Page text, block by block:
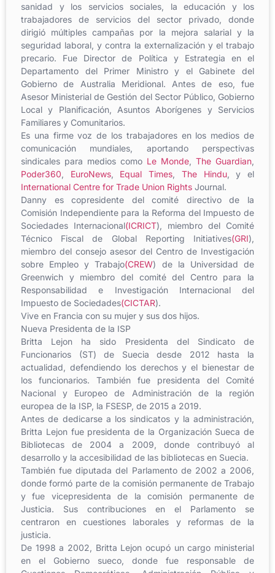
sanidad y los servicios sociales, la educación y los
trabajadores de servicios del sector privado, donde
dirigió múltiples campañas por la mejora salarial y la
seguridad laboral, y contra la externalización y el trabajo
precario. Fue Director de Política y Estrategia en el
Departamento del Primer Ministro y el Gabinete del
Gobierno de Australia Meridional. Antes de eso, fue
Asesor Ministerial de Gestión del Sector Público, Gobierno
Local y Planificación, Asuntos Aborígenes y Servicios
Familiares y Comunitarios.
Es una firme voz de los trabajadores en los medios de
comunicación mundiales, aportando perspectivas
sindicales para medios como Le Monde, The Guardian,
Poder360, EuroNews, Equal Times, The Hindu, y el
International Centre for Trade Union Rights Journal.
Danny es copresidente del comité directivo de la
Comisión Independiente para la Reforma del Impuesto de
Sociedades Internacional(ICRICT), miembro del Comité
Técnico Fiscal de Global Reporting Initiatives(GRI),
miembro del consejo asesor del Centro de Investigación
sobre Empleo y Trabajo(CREW) de la Universidad de
Greenwich y miembro del comité del Centro para la
Responsabilidad e Investigación Internacional del
Impuesto de Sociedades(CICTAR).
Vive en Francia con su mujer y sus dos hijos.
Nueva Presidenta de la ISP
Britta Lejon ha sido Presidenta del Sindicato de
Funcionarios (ST) de Suecia desde 2012 hasta la
actualidad, defendiendo los derechos y el bienestar de
los funcionarios. También fue presidenta del Comité
Nacional y Europeo de Administración de la región
europea de la ISP, la FSESP, de 2015 a 2019.
Antes de dedicarse a los sindicatos y la administración,
Britta Lejon fue presidenta de la Organización Sueca de
Bibliotecas de 2004 a 2009, donde contribuyó al
desarrollo y la accesibilidad de las bibliotecas en Suecia.
También fue diputada del Parlamento de 2002 a 2006,
donde formó parte de la comisión permanente de Trabajo
y fue vicepresidenta de la comisión permanente de
Justicia. Sus contribuciones en el Parlamento se
centraron en cuestiones laborales y reformas de la
justicia.
De 1998 a 2002, Britta Lejon ocupó un cargo ministerial
en el Gobierno sueco, donde fue responsable de